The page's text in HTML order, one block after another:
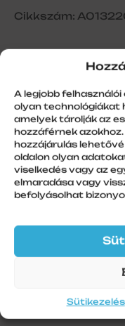
A legjobb
olyan technológiákat
amelyek tárolják az
hozzáférnek
hozzájárulás
oldalon olyan
viselkedés vagy az
elmaradása vagy
befolyásolhat
Sütikezelés
Cikkszám:
7m, kék
További
Szálhossz